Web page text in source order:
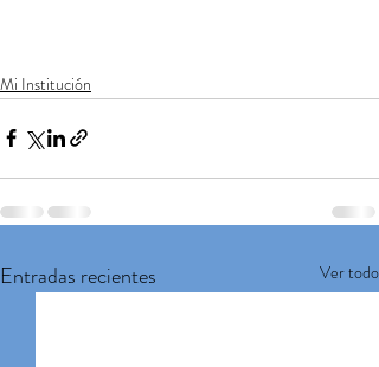
Mi Institución
Entradas recientes Ver todo